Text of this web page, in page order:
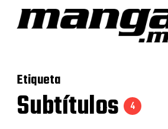
Etiqueta
Subtítulos 4